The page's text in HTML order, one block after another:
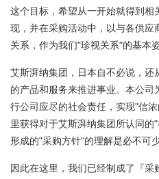
这个目标，希望从一开始就得到相
现，并在采购活动中，以与各供应
关系，作为我们"珍视关系"的基本
艾斯湃纳集团，日本自不必说，还
的产品和服务来推进事业。本公
行公司应尽的社会责任，实现"信
里获得对于艾斯湃纳集团所认同的
形成的"采购方针"的理解是必不可少
因此在这里，我们已经制成了『